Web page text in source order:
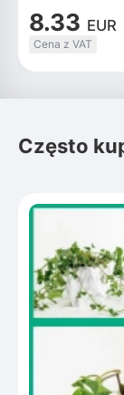
8.33 EUR
Cena z VAT
Często